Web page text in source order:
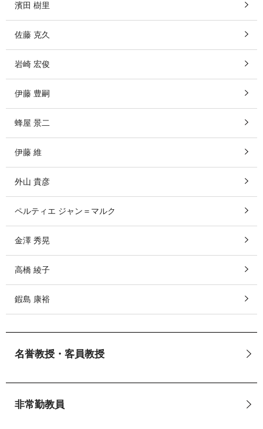
濱田 樹里
佐藤 克久
岩崎 宏俊
伊藤 豊嗣
蜂屋 景二
伊藤 維
外山 貴彦
ペルティエ ジャン＝マルク
金澤 秀晃
高橋 綾子
鍜島 康裕
名誉教授・客員教授
非常勤教員